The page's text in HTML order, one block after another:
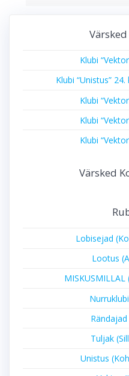
Klubi
Klubi “Unistus”
Klubi
Klubi
Klubi
Värsked
Lobisejad
Lootus
MISKUSMILLAL
Rändajad
Tuljak
Unistus